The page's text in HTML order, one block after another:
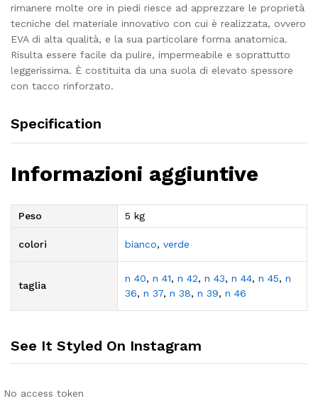
rimanere molte ore in piedi riesce ad apprezzare le proprietà
tecniche del materiale innovativo con cui è realizzata, ovvero
EVA di alta qualità, e la sua particolare forma anatomica.
Risulta essere facile da pulire, impermeabile e soprattutto
leggerissima. È costituita da una suola di elevato spessore
con tacco rinforzato.
Specification
Informazioni aggiuntive
Peso 5 kg
colori bianco, verde
taglia
n 40, n 41, n 42, n 43, n 44, n 45, n
36, n 37, n 38, n 39, n 46
See It Styled On Instagram
No access token